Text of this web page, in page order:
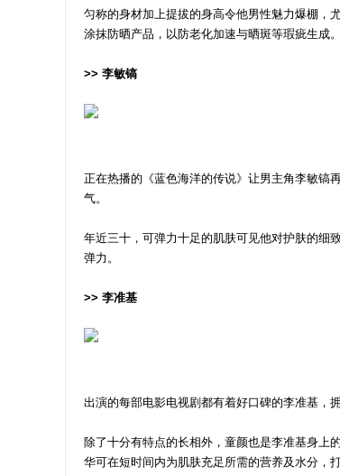
匀称的身材加上提拔的身高令他男性魅力爆棚，
涂抹防晒产品，以防老化加速与晒斑等瑕疵生成。
>> 李敏镐
正在热播的《蓝色海洋的传说》让男主角李敏镐
气。
年近三十，可弹力十足的肌肤可见他对护肤的细
弹力。
>> 李准基
出演的每部电影电视剧都有着好口碑的李准基，
除了十分有特点的长相外，童颜也是李准基身上
华可在短时间内为肌肤充足所需的营养及水分，